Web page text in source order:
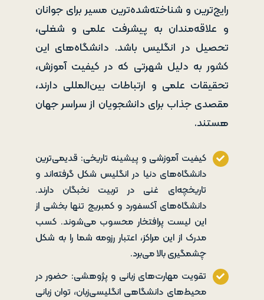
رایج‌ترین و شناخته‌شده‌ترین مسیر برای جوانان
و علاقه‌مندان به پیشرفت علمی و شغلی،
تحصیل در انگلیس باشد. دانشگاه‌های این
کشور به دلیل شهرتی که در کیفیت آموزش،
تحقیقات علمی و ارتباطات بین‌المللی دارند،
مقصدی جذاب برای دانشجویان از سراسر جهان
هستند.
کیفیت آموزشی و پیشینه تاریخی: قدیمی‌ترین
دانشگاه‌های دنیا در انگلیس شکل گرفته‌اند و
تاریخچه‌ای غنی در تربیت نخبگان دارند.
دانشگاه‌های آکسفورد و کمبریج تنها بخشی از
این لیست پرافتخار محسوب می‌شوند. کسب
مدرک از این مراکز، اعتبار رزومه شما را به شکل
چشمگیری بالا می‌برد.
تقویت مهارت‌های زبانی و پژوهشی: حضور در
محیط‌های دانشگاهی انگلیسی‌زبان، توان زبانی